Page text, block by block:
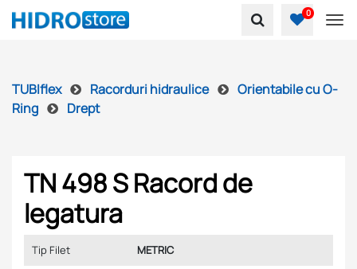
0
TUBIflex Racorduri hidraulice
Orientabile cu O-
Ring
Drept
TN 498 S Racord de
legatura
Tip Filet METRIC